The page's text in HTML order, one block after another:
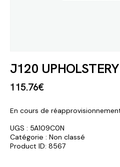
J120
115.76€
En cours de
UGS : 5A109C0N
Catégorie : Non classé
Product ID: 8567